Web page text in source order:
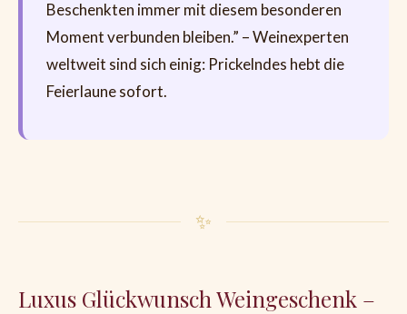
Beschenkten immer mit diesem besonderen
Moment verbunden bleiben.” – Weinexperten
weltweit sind sich einig: Prickelndes hebt die
Feierlaune sofort.
✨
Luxus Glückwunsch Weingeschenk –